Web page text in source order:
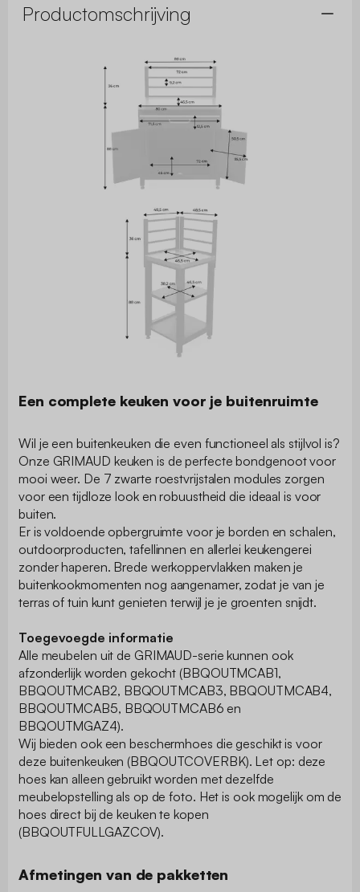
Productomschrijving
Een complete keuken voor je buitenruimte
Wil je een buitenkeuken die even functioneel als stijlvol is?
Onze GRIMAUD keuken is de perfecte bondgenoot voor
mooi weer. De 7 zwarte roestvrijstalen modules zorgen
voor een tijdloze look en robuustheid die ideaal is voor
buiten.
Er is voldoende opbergruimte voor je borden en schalen,
outdoorproducten, tafellinnen en allerlei keukengerei
zonder haperen. Brede werkoppervlakken maken je
buitenkookmomenten nog aangenamer, zodat je van je
terras of tuin kunt genieten terwijl je je groenten snijdt.
Toegevoegde informatie
Alle meubelen uit de GRIMAUD-serie kunnen ook
afzonderlijk worden gekocht (BBQOUTMCAB1,
BBQOUTMCAB2, BBQOUTMCAB3, BBQOUTMCAB4,
BBQOUTMCAB5, BBQOUTMCAB6 en
BBQOUTMGAZ4).
Wij bieden ook een beschermhoes die geschikt is voor
deze buitenkeuken (BBQOUTCOVERBK). Let op: deze
hoes kan alleen gebruikt worden met dezelfde
meubelopstelling als op de foto. Het is ook mogelijk om de
hoes direct bij de keuken te kopen
(BBQOUTFULLGAZCOV).
Afmetingen van de pakketten